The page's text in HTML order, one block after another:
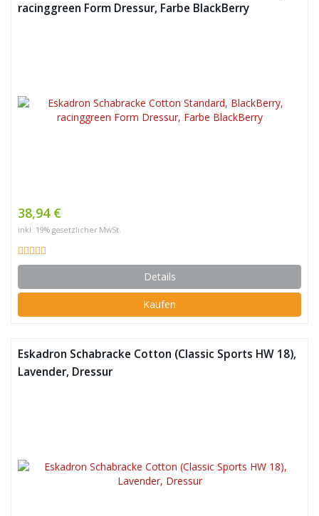
racinggreen Form Dressur, Farbe BlackBerry
38,94 €
inkl. 19% gesetzlicher MwSt.
Details
Kaufen
Eskadron Schabracke Cotton (Classic Sports HW 18),
Lavender, Dressur